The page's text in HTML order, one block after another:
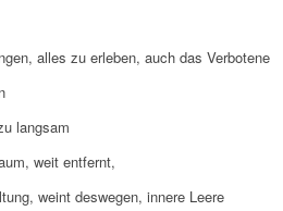
alles zu erleben, auch das Verbotene
langsam
weit entfernt,
weint deswegen, innere Leere